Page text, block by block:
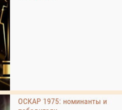
ОСКАР 1975: номинанты и